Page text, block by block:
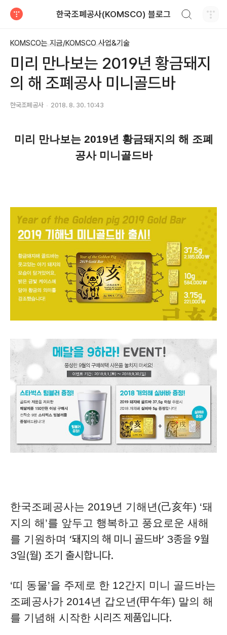
한국조폐공사(KOMSCO) 블로그
KOMSCO는 지금/KOMSCO 사업&기술
미리 만나보는 2019년 황금돼지
의 해 조폐공사 미니골드바
한국조폐공사 2018. 8. 30. 10:43
미리 만나보는 2019년 황금돼지의 해 조폐
공사 미니골드바
한국조폐공사는 2019년 기해년(己亥年) ‘돼
지의 해’를 앞두고 행복하고 풍요로운 새해
를 기원하며 ‘돼지의 해 미니 골드바’ 3종을 9월
3일(월) 조기 출시합니다.
‘띠 동물’을 주제로 한 12간지 미니 골드바는
조폐공사가 2014년 갑오년(甲午年) 말의 해
를 기념해 시작한 시리즈 제품입니다.